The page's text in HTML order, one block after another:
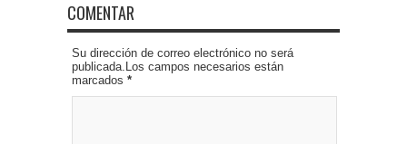
COMENTAR
Su dirección de correo electrónico no será
publicada.Los campos necesarios están
marcados *